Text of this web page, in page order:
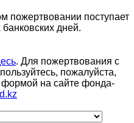
пожертвовании поступает
дней.
. Для пожертвования с
пожалуйста,
формой на сайте фонда-